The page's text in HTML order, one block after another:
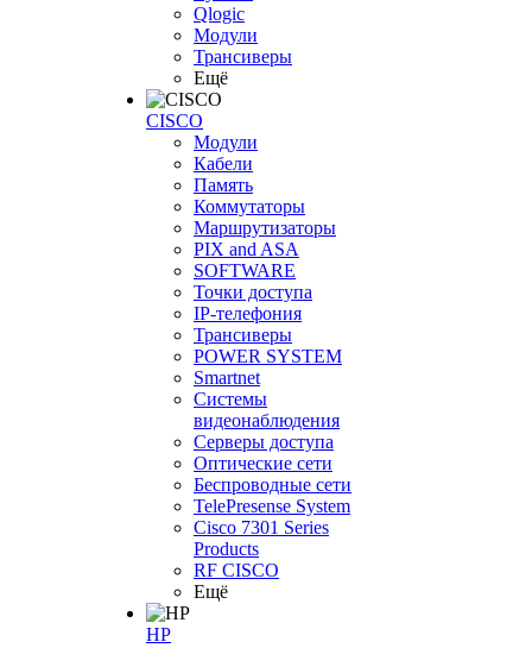
Qlogic
Модули
Трансиверы
Ещё
CISCO
Модули
Кабели
Память
Коммутаторы
Маршрутизаторы
PIX and ASA
SOFTWARE
Точки доступа
IP-телефония
Трансиверы
POWER SYSTEM
Smartnet
Системы
видеонаблюдения
Серверы доступа
Оптические сети
Беспроводные сети
TelePresense System
Cisco 7301 Series
Products
RF CISCO
Ещё
HP